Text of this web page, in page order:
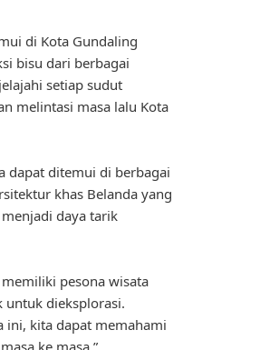
di Kota Gundaling
bisu dari berbagai
setiap sudut
melintasi masa lalu Kota
dapat ditemui di berbagai
khas Belanda yang
daya tarik
pesona wisata
untuk dieksplorasi.
ini, kita dapat memahami